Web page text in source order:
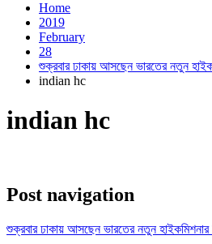
Home
2019
February
28
শুক্রবার ঢাকায় আসছেন ভারতের নতুন
indian hc
indian hc
Post navigation
শুক্রবার ঢাকায় আসছেন ভারতের নতুন হাইকমিশনার